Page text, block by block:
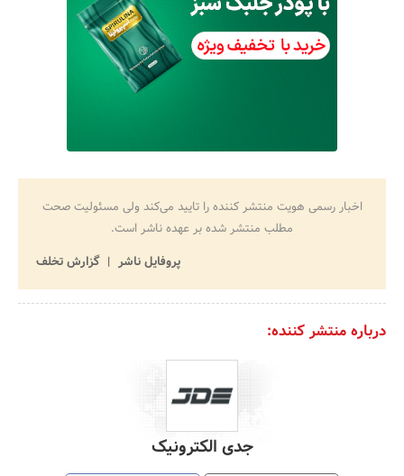
اخبار رسمی هویت منتشر کننده را تایید می‌کند ولی مسئولیت صحت
مطلب منتشر شده بر عهده ناشر است.
پروفایل ناشر
گزارش تخلف
درباره منتشر کننده:
جدی الکترونیک